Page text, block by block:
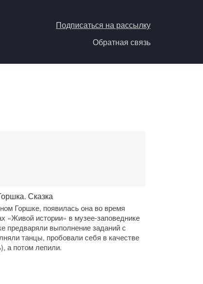
Подписаться на рассылку
Обратная связь
Сказка
Горшке, появилась она во время
«Живой истории» в музее-заповеднике
предваряли выполнение заданий с
танцы, пробовали себя в качестве
а потом лепили.